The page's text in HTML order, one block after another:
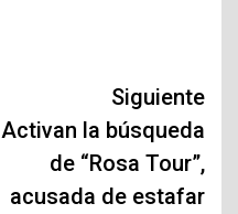
Siguiente
Activan la búsqueda
de “Rosa Tour”,
acusada de estafar